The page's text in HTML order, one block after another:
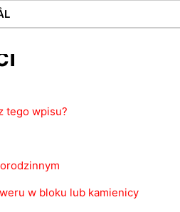
tego wpisu?
w bloku lub kamienicy